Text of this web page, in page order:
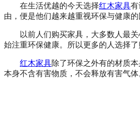
在生活优越的今天选择红木家具有
由，便是他们越来越重视环保与健康的
以前人们购买家具，大多数人最关
始注重环保健康。
所以更多的人选择
红木家具除了环保之外有的材质
本身不含有害物质，不会释放有害气